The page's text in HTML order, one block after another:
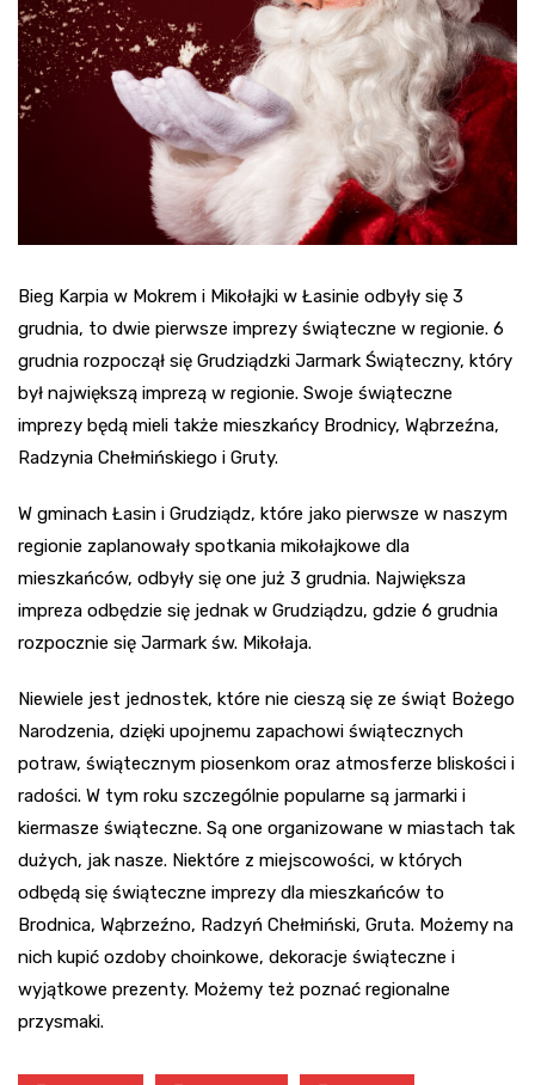
Bieg Karpia w Mokrem i Mikołajki w Łasinie odbyły się 3
grudnia, to dwie pierwsze imprezy świąteczne w regionie. 6
grudnia rozpoczął się Grudziądzki Jarmark Świąteczny, który
był największą imprezą w regionie. Swoje świąteczne
imprezy będą mieli także mieszkańcy Brodnicy, Wąbrzeźna,
Radzynia Chełmińskiego i Gruty.
W gminach Łasin i Grudziądz, które jako pierwsze w naszym
regionie zaplanowały spotkania mikołajkowe dla
mieszkańców, odbyły się one już 3 grudnia. Największa
impreza odbędzie się jednak w Grudziądzu, gdzie 6 grudnia
rozpocznie się Jarmark św. Mikołaja.
Niewiele jest jednostek, które nie cieszą się ze świąt Bożego
Narodzenia, dzięki upojnemu zapachowi świątecznych
potraw, świątecznym piosenkom oraz atmosferze bliskości i
radości. W tym roku szczególnie popularne są jarmarki i
kiermasze świąteczne. Są one organizowane w miastach tak
dużych, jak nasze. Niektóre z miejscowości, w których
odbędą się świąteczne imprezy dla mieszkańców to
Brodnica, Wąbrzeźno, Radzyń Chełmiński, Gruta. Możemy na
nich kupić ozdoby choinkowe, dekoracje świąteczne i
wyjątkowe prezenty. Możemy też poznać regionalne
przysmaki.